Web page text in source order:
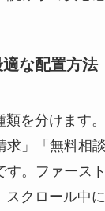
な配置方法
類を分けます
求」「無料相
す。ファース
スクロール中